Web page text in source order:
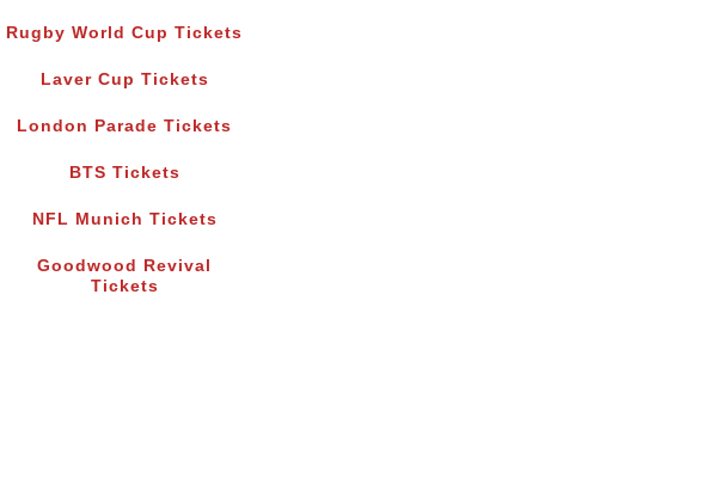
Rugby World Cup Tickets
Laver Cup Tickets
London Parade Tickets
BTS Tickets
NFL Munich Tickets
Goodwood Revival
Tickets